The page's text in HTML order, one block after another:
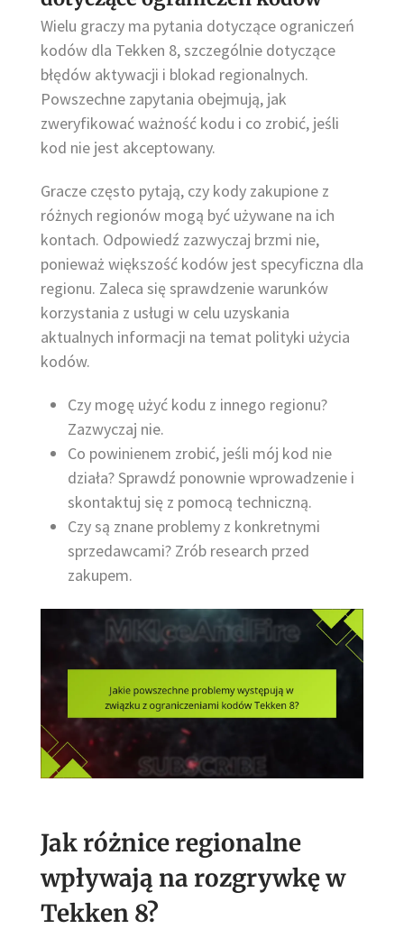
Wielu graczy ma pytania dotyczące ograniczeń
kodów dla Tekken 8, szczególnie dotyczące
błędów aktywacji i blokad regionalnych.
Powszechne zapytania obejmują, jak
zweryfikować ważność kodu i co zrobić, jeśli
kod nie jest akceptowany.
Gracze często pytają, czy kody zakupione z
różnych regionów mogą być używane na ich
kontach. Odpowiedź zazwyczaj brzmi nie,
ponieważ większość kodów jest specyficzna dla
regionu. Zaleca się sprawdzenie warunków
korzystania z usługi w celu uzyskania
aktualnych informacji na temat polityki użycia
kodów.
Czy mogę użyć kodu z innego regionu?
Zazwyczaj nie.
Co powinienem zrobić, jeśli mój kod nie
działa? Sprawdź ponownie wprowadzenie i
skontaktuj się z pomocą techniczną.
Czy są znane problemy z konkretnymi
sprzedawcami? Zrób research przed
zakupem.
Jak różnice regionalne
wpływają na rozgrywkę w
Tekken 8?